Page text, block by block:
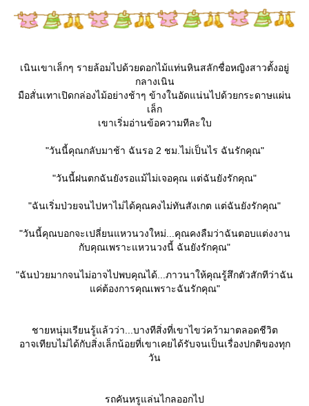
เนินเขาเล็กๆ รายล้อมไปด้วยดอกไม้แท่นหินสลักชื่อหญิงสาวตั้งอยู่
กลางเนิน
มือสั่นเทาเปิดกล่องไม้อย่างช้าๆ ข้างในอัดแน่นไปด้วยกระดาษแผ่น
เล็ก
เขาเริ่มอ่านข้อความทีละใบ
"วันนี้คุณกลับมาช้า ฉันรอ 2 ชม.ไม่เป็นไร ฉันรักคุณ"
"วันนี้ฝนตกฉันยังรอแม้ไม่เจอคุณ แต่ฉันยังรักคุณ"
"ฉันเริ่มป่วยจนไปหาไม่ได้คุณคงไม่ทันสังเกต แต่ฉันยังรักคุณ"
"วันนี้คุณบอกจะเปลี่ยนแหวนวงใหม่...คุณคงลืมว่าฉันตอบแต่งงาน
กับคุณเพราะแหวนวงนี้ ฉันยังรักคุณ"
"ฉันป่วยมากจนไม่อาจไปพบคุณได้...ภาวนาให้คุณรู้สึกตัวสักทีว่าฉัน
ค่ต้องการคุณเพราะฉันรักคุณ"
ชายหนุ่มเรียนรู้แล้วว่า...บางทีสิ่งที่เขาไขว่คว้ามาตลอดชีวิต
อาจเทียบไม่ได้กับสิ่งเล็กน้อยที่เขาเคยได้รับจนเป็นเรื่องปกติของทุก
วัน
รถคันหรูแล่นไกลออกไป